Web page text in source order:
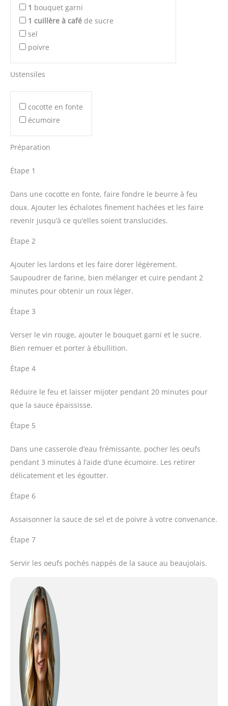
1 bouquet garni
1 cuillère à café de sucre
sel
poivre
Ustensiles
cocotte en fonte
écumoire
Préparation
Étape 1
Dans une cocotte en fonte, faire fondre le beurre à feu
doux. Ajouter les échalotes finement hachées et les faire
revenir jusqu’à ce qu’elles soient translucides.
Étape 2
Ajouter les lardons et les faire dorer légèrement.
Saupoudrer de farine, bien mélanger et cuire pendant 2
minutes pour obtenir un roux léger.
Étape 3
Verser le vin rouge, ajouter le bouquet garni et le sucre.
Bien remuer et porter à ébullition.
Étape 4
Réduire le feu et laisser mijoter pendant 20 minutes pour
que la sauce épaississe.
Étape 5
Dans une casserole d’eau frémissante, pocher les oeufs
pendant 3 minutes à l’aide d’une écumoire. Les retirer
délicatement et les égoutter.
Étape 6
Assaisonner la sauce de sel et de poivre à votre convenance.
Étape 7
Servir les oeufs pochés nappés de la sauce au beaujolais.